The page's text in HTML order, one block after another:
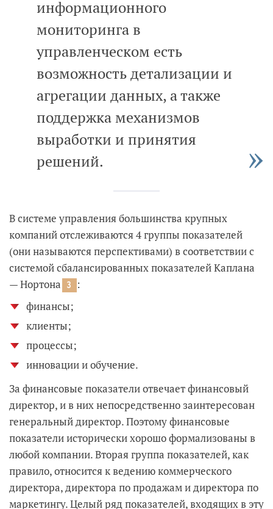
информационного
мониторинга в
управленческом есть
возможность детализации и
агрегации данных, а также
поддержка механизмов
выработки и принятия
решений.
В системе управления большинства крупных
компаний отслеживаются 4 группы показателей
(они называются перспективами) в соответствии с
системой сбалансированных показателей Каплана
— Нортона 3 :
финансы;
клиенты;
процессы;
инновации и обучение.
За финансовые показатели отвечает финансовый
директор, и в них непосредственно заинтересован
генеральный директор. Поэтому финансовые
показатели исторически хорошо формализованы в
любой компании. Вторая группа показателей, как
правило, относится к ведению коммерческого
директора, директора по продажам и директора по
маркетингу. Целый ряд показателей, входящих в эту